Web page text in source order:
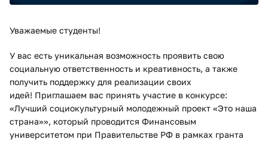
Уважаемые студенты!
У вас есть уникальная возможность проявить свою
социальную ответственность и креативность, а также
получить поддержку для реализации своих
идей! Приглашаем вас принять участие в конкурсе:
«Лучший социокультурный молодежный проект «Это наша
страна»», который проводится Финансовым
университетом при Правительстве РФ в рамках гранта